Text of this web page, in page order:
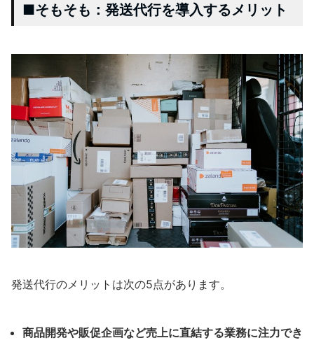
■そもそも：発送代行を導入するメリット
発送代行のメリットは次の5点があります。
商品開発や販促企画など売上に直結する業務に注力でき